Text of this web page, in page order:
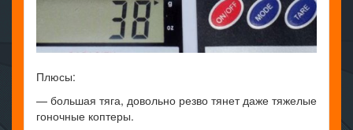
Плюсы:
— большая тяга, довольно резво тянет даже тяжелые
гоночные коптеры.